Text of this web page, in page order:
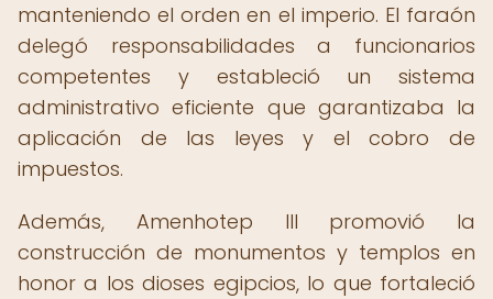
manteniendo el orden en el imperio. El faraón
delegó responsabilidades a funcionarios
competentes y estableció un sistema
administrativo eficiente que garantizaba la
aplicación de las leyes y el cobro de
impuestos.
Además, Amenhotep III promovió la
construcción de monumentos y templos en
honor a los dioses egipcios, lo que fortaleció